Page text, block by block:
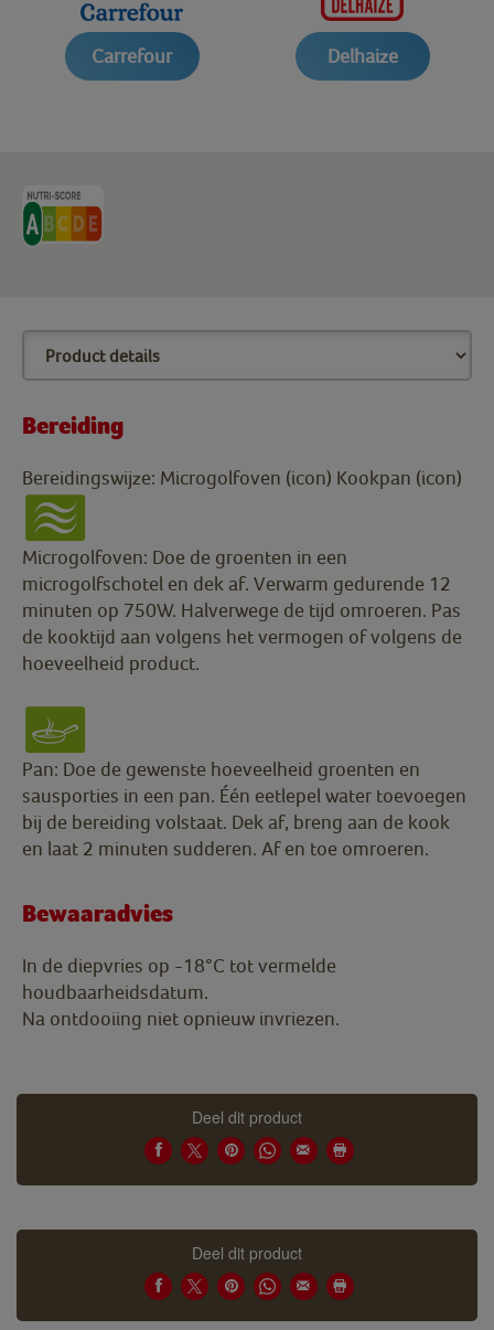
Carrefour Delhaize
Bereiding
Bereidingswijze: Microgolfoven (icon) Kookpan (icon)
Microgolfoven: Doe de groenten in een
microgolfschotel en dek af. Verwarm gedurende 12
minuten op 750W. Halverwege de tijd omroeren. Pas
de kooktijd aan volgens het vermogen of volgens de
hoeveelheid product.
Pan: Doe de gewenste hoeveelheid groenten en
sausporties in een pan. Één eetlepel water toevoegen
bij de bereiding volstaat. Dek af, breng aan de kook
en laat 2 minuten sudderen. Af en toe omroeren.
Bewaaradvies
In de diepvries op -18°C tot vermelde
houdbaarheidsdatum.
Na ontdooiing niet opnieuw invriezen.
Deel dit product
Deel dit product